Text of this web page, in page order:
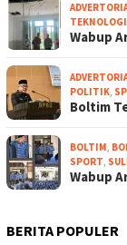
TEKNOLOGI
Wabup
POLITIK,
Boltim
BOLTIM,
SPORT,
Wabup
BERITA POPULER